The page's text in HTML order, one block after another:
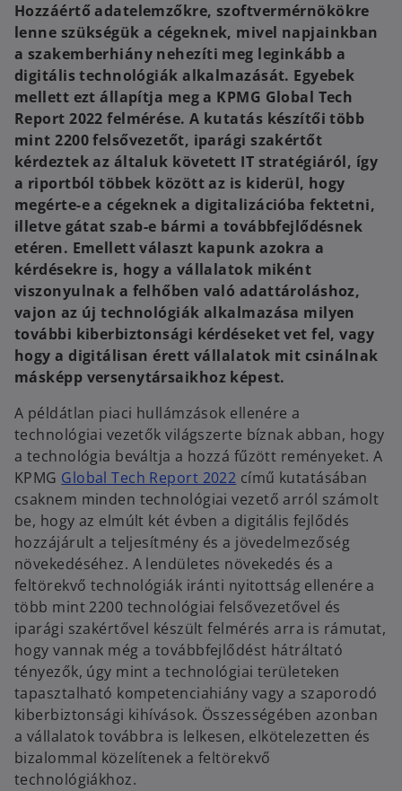
t
b
t
a
b
Hozzáértő adatelemzőkre, szoftvermérnökökre
lenne szükségük a cégeknek, mivel napjainkban
a szakemberhiány nehezíti meg leginkább a
digitális technológiák alkalmazását. Egyebek
mellett ezt állapítja meg a KPMG Global Tech
Report 2022 felmérése. A kutatás készítői több
mint 2200 felsővezetőt, iparági szakértőt
kérdeztek az általuk követett IT stratégiáról, így
a riportból többek között az is kiderül, hogy
megérte-e a cégeknek a digitalizációba fektetni,
illetve gátat szab-e bármi a továbbfejlődésnek
etéren. Emellett választ kapunk azokra a
kérdésekre is, hogy a vállalatok miként
viszonyulnak a felhőben való adattároláshoz,
vajon az új technológiák alkalmazása milyen
további kiberbiztonsági kérdéseket vet fel, vagy
hogy a digitálisan érett vállalatok mit csinálnak
másképp versenytársaikhoz képest.
A példátlan piaci hullámzások ellenére a
technológiai vezetők világszerte bíznak abban, hogy
a technológia beváltja a hozzá fűzött reményeket. A
KPMG Global Tech Report 2022 o
p
e
n
s
i
n
a
n
e
w
t
a
b
című kutatásában
csaknem minden technológiai vezető arról számolt
be, hogy az elmúlt két évben a digitális fejlődés
hozzájárult a teljesítmény és a jövedelmezőség
növekedéséhez. A lendületes növekedés és a
feltörekvő technológiák iránti nyitottság ellenére a
több mint 2200 technológiai felsővezetővel és
iparági szakértővel készült felmérés arra is rámutat,
hogy vannak még a továbbfejlődést hátráltató
tényezők, úgy mint a technológiai területeken
tapasztalható kompetenciahiány vagy a szaporodó
kiberbiztonsági kihívások. Összességében azonban
a vállalatok továbbra is lelkesen, elkötelezetten és
bizalommal közelítenek a feltörekvő
technológiákhoz.